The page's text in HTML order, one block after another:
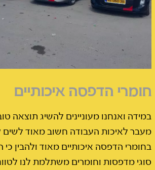
חומרי הדפסה איכותיים
במידה ואנחנו מעוניינים להשיג תוצאה
מעבר לאיכות העבודה חשוב מאוד לשים
בחומרי הדפסה איכותיים מאוד ולהבין
סוגי מדפסות וחומרים משתלמת לנו